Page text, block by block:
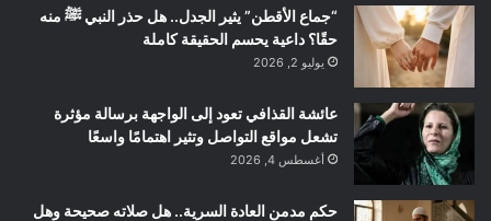
“جماع الأقطن” يثير الجدل.. هل حذر النبي ﷺ منه
حقًا؟ داعية يحسم الحقيقة كاملة
يوليو 2, 2026
عائشة القذافي تعود إلى الواجهة برسالة مؤثرة
تشعل مواقع التواصل وتثير اهتمامًا واسعًا
أغسطس 4, 2026
حكم مدمن العادة السرية.. هل صلاته صحيحة وهل